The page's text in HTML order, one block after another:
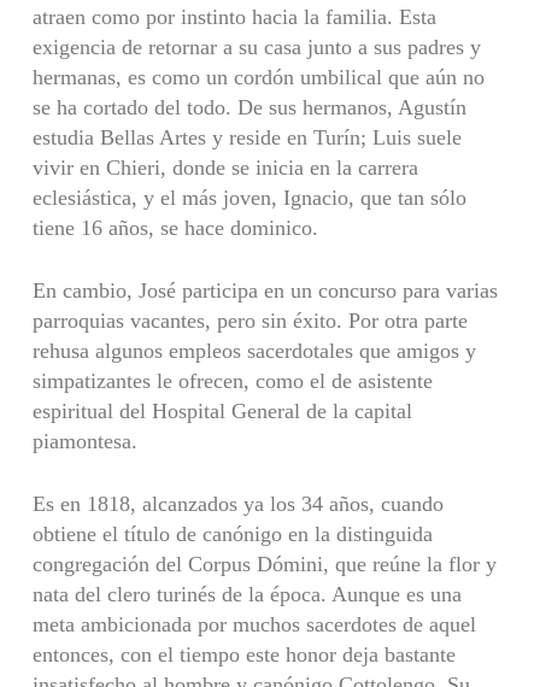
atraen como por instinto hacia la familia. Esta
exigencia de retornar a su casa junto a sus padres y
hermanas, es como un cordón umbilical que aún no
se ha cortado del todo. De sus hermanos, Agustín
estudia Bellas Artes y reside en Turín; Luis suele
vivir en Chieri, donde se inicia en la carrera
eclesiástica, y el más joven, Ignacio, que tan sólo
tiene 16 años, se hace dominico.
En cambio, José participa en un concurso para varias
parroquias vacantes, pero sin éxito. Por otra parte
rehusa algunos empleos sacerdotales que amigos y
simpatizantes le ofrecen, como el de asistente
espiritual del Hospital General de la capital
piamontesa.
Es en 1818, alcanzados ya los 34 años, cuando
obtiene el título de canónigo en la distinguida
congregación del Corpus Dómini, que reúne la flor y
nata del clero turinés de la época. Aunque es una
meta ambicionada por muchos sacerdotes de aquel
entonces, con el tiempo este honor deja bastante